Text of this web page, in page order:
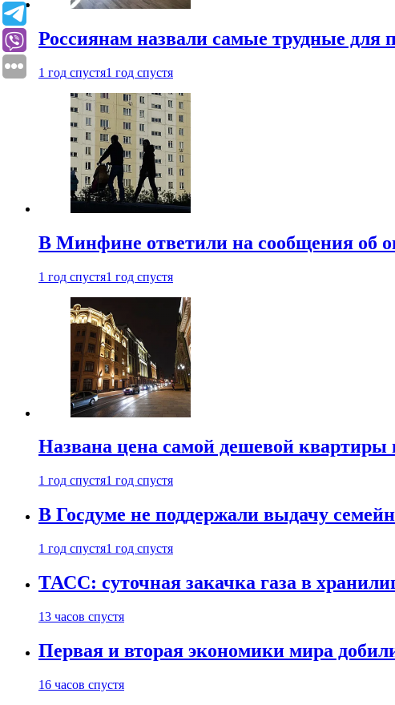
Россиянам назвали самые трудные для
1 год спустя1 год спустя
В Минфине ответили на сообщения об
1 год спустя1 год спустя
Названа цена самой дешевой
1 год спустя1 год спустя
В Госдуме не поддержали выдачу
1 год спустя1 год спустя
ТАСС: суточная закачка газа в
13 часов спустя
Первая и вторая экономики мира
16 часов спустя